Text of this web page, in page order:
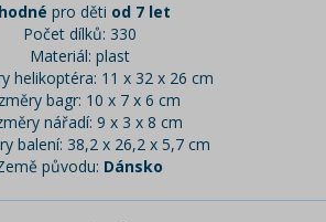
pro děti od 7 let
Počet dílků: 330
Materiál: plast
helikoptéra: 11 x 32 x 26 cm
bagr: 10 x 7 x 6 cm
nářadí: 9 x 3 x 8 cm
balení: 38,2 x 26,2 x 5,7 cm
původu: Dánsko